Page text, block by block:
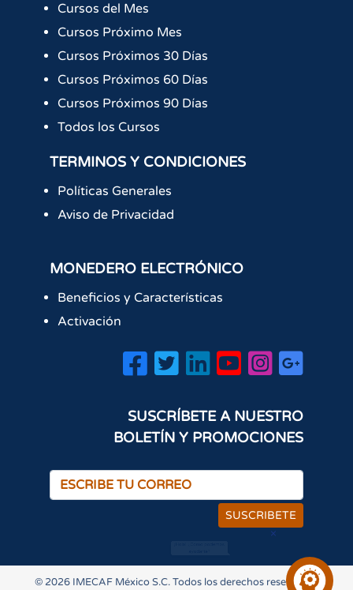
Cursos del Mes
Cursos Próximo Mes
Cursos Próximos 30 Días
Cursos Próximos 60 Días
Cursos Próximos 90 Días
Todos los Cursos
TERMINOS Y CONDICIONES
Políticas Generales
Aviso de Privacidad
MONEDERO ELECTRÓNICO
Beneficios y Características
Activación
SUSCRÍBETE A NUESTRO
BOLETÍN Y PROMOCIONES
SUSCRIBETE
© 2026 IMECAF México S.C. Todos los derechos reservados
×